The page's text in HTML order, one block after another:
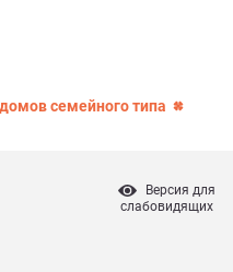
семейного типа
Версия для
слабовидящих